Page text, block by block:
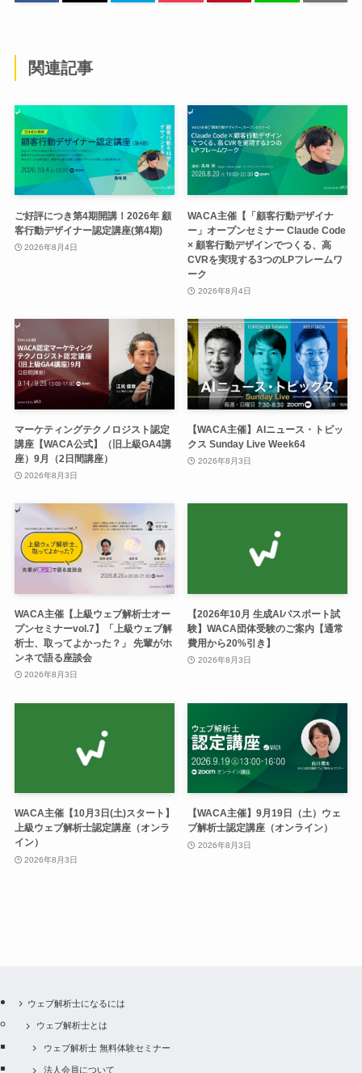
関連記事
ご好評につき第4期開講！2026年 顧
客行動デザイナー認定講座(第4期)
2026年8月4日
WACA主催【「顧客行動デザイナ
ー」オープンセミナー Claude Code
× 顧客行動デザインでつくる、高
CVRを実現する3つのLPフレームワ
ーク
2026年8月4日
マーケティングテクノロジスト認定
講座【WACA公式】（旧上級GA4講
座）9月（2日間講座）
2026年8月3日
【WACA主催】AIニュース・トピッ
クス Sunday Live Week64
2026年8月3日
WACA主催【上級ウェブ解析士オー
プンセミナーvol.7】「上級ウェブ解
析士、取ってよかった？」 先輩がホ
ンネで語る座談会
2026年8月3日
【2026年10月 生成AIパスポート試
験】WACA団体受験のご案内【通常
費用から20%引き】
2026年8月3日
WACA主催【10月3日(土)スタート】
上級ウェブ解析士認定講座（オンラ
イン）
2026年8月3日
【WACA主催】9月19日（土）ウェ
ブ解析士認定講座（オンライン）
2026年8月3日
ウェブ解析士になるには
ウェブ解析士とは
ウェブ解析士 無料体験セミナー
法人会員について